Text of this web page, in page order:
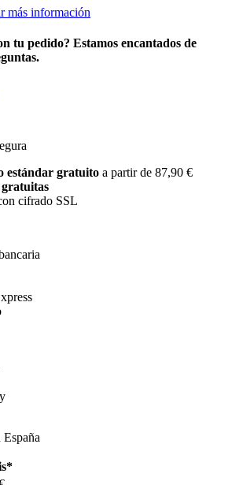
más información
tu pedido? Estamos encantados de
estándar gratuito a partir de 87,90 €
gratuitas
cifrado SSL